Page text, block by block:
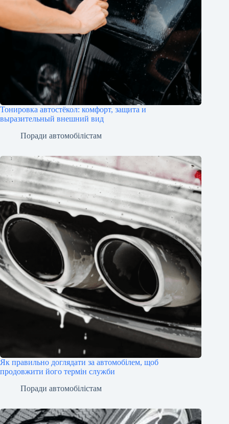
Тонировка автостёкол: комфорт, защита и
выразительный внешний вид
Поради автомобілістам
Як правильно доглядати за автомобілем, щоб
продовжити його термін служби
Поради автомобілістам